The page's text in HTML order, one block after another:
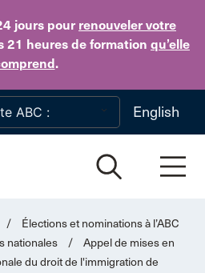
jours pour renouveler votre
21 heures de formation qu’elle
.
Skip to main content
English
/
Élections et nominations à l’ABC
nationales /
Appel de mises en
du droit de l'immigration de